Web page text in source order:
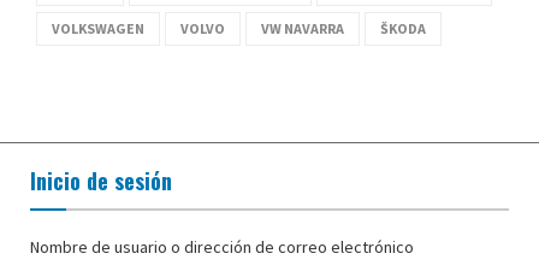
VOLKSWAGEN VOLVO VW NAVARRA ŠKODA
Inicio de sesión
Nombre de usuario o dirección de correo electrónico